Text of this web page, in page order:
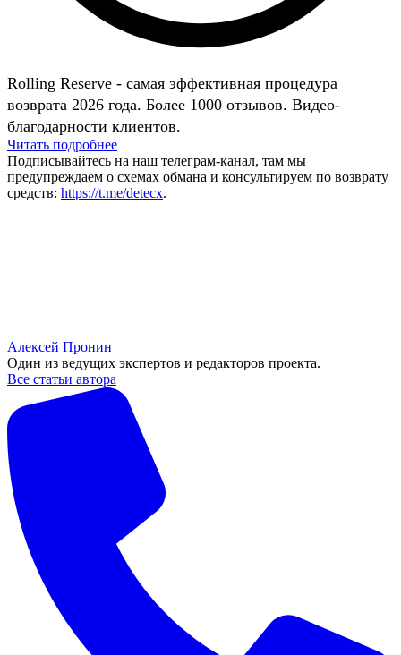
Rolling Reserve - самая эффективная процедура
возврата 2026 года. Более 1000 отзывов. Видео-
благодарности клиентов.
Читать подробнее
Подписывайтесь на наш телеграм-канал, там мы
предупреждаем о схемах обмана и консультируем по возврату
средств: https://t.me/detecx.
Алексей Пронин
Один из ведущих экспертов и редакторов проекта.
Все статьи автора